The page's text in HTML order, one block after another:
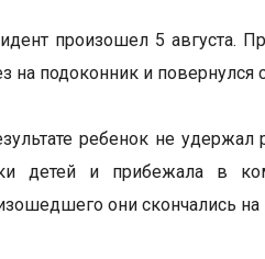
произошел 5 августа.
на подоконник и повернулся
ребенок не
детей и прибежала в
они скончались на